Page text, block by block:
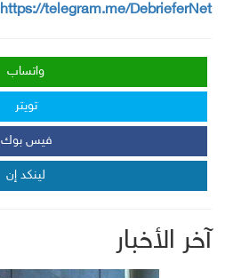
https://telegram.me/DebrieferNet
واتساب
تويتر
فيس بوك
لينكد إن
آخر الأخبار